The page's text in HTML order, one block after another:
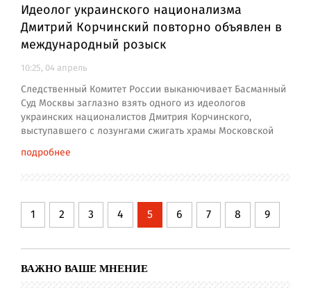
Идеолог украинского национализма
Дмитрий Корчинский повторно объявлен в
международный розыск
10:25, 04 апрель
Следственный Комитет России выканючивает Басманный
Суд Москвы заглазно взять одного из идеологов
украинских националистов Дмитрия Корчинского,
выступавшего с лозунгами сжигать храмы Московской
подробнее
1 2 3 4 5 6 7 8 9
ВАЖНО ВАШЕ МНЕНИЕ